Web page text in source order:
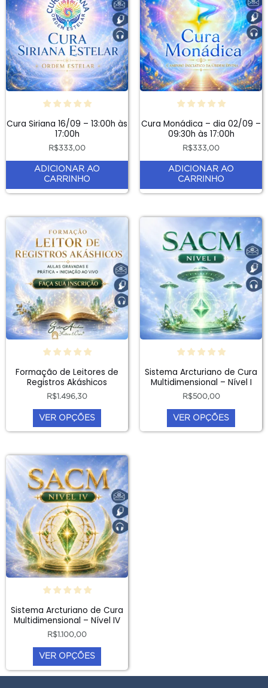
Cura Siriana 16/09 – 13:00h às
17:00h
R$333,00
ADICIONAR AO
CARRINHO
Cura Monádica – dia 02/09 –
09:30h às 17:00h
R$333,00
ADICIONAR AO
CARRINHO
Formação de Leitores de
Registros Akáshicos
R$1.496,30
VER OPÇÕES
Este
produto
tem
várias
variantes.
As
opções
podem
na
produto
Sistema Arcturiano de Cura
Multidimensional – Nível I
R$500,00
VER OPÇÕES
Este
produto
tem
várias
variantes.
As
opções
podem
na
produto
Sistema Arcturiano de Cura
Multidimensional – Nível IV
R$1.100,00
VER OPÇÕES
Este
produto
tem
várias
variantes.
As
opções
podem
na
produto